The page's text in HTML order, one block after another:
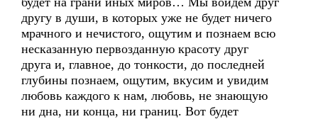
другу в души, в которых уже не будет ничего
мрачного и нечистого, ощутим и познаем всю
несказанную первозданную красоту друг
друга и, главное, до тонкости, до последней
глубины познаем, ощутим, вкусим и увидим
любовь каждого к нам, любовь, не знающую
ни дна, ни конца, ни границ. Вот будет